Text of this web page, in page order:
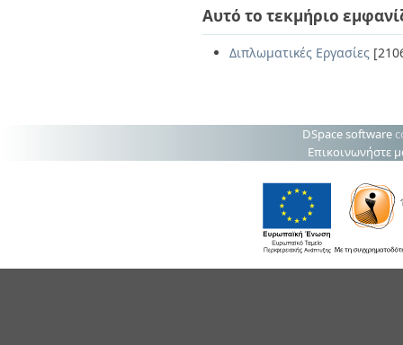
Αυτό το τεκμήριο
Διπλωματικές Εργασίες
DSpace software
Επικοινωνήστε